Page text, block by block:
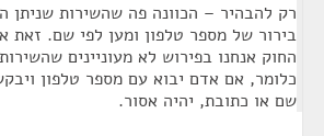
רק להבהיר – הכוונה פה שהשירות שניתן
בירור של מספר טלפון ומען לפי שם. זאת
החוק אנחנו בפירוש לא מעוניינים
כלומר, אם אדם יבוא עם מספר טלפון
שם או כתובת, יהיה אסור.